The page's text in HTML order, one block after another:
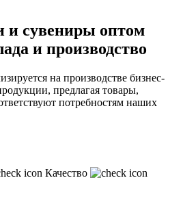
и сувениры оптом
и производство
на производстве бизнес-
предлагая товары,
потребностям наших
Качество